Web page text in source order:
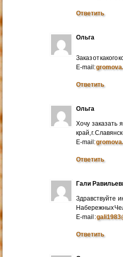
Ответить
Ольга
Заказ от
E-mail:
Ответить
Ольга
Хочу заказать
край, г.
E-mail:
Ответить
Гали
Здравствуйте
Набережных
E-mail :
Ответить